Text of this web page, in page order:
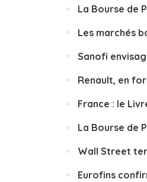
La Bourse de
Les marchés
Sanofi
Renault, en
France : le
La Bourse de
Wall Street
Eurofins